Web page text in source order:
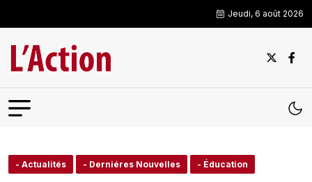
Jeudi, 6 août 2026
- Actualités - Derniéres Nouvelles - Éducation